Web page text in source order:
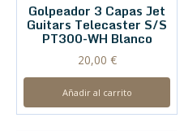
Golpeador 3 Capas Jet
Guitars Telecaster S/S
PT300-WH Blanco
20,00 €
Añadir al carrito